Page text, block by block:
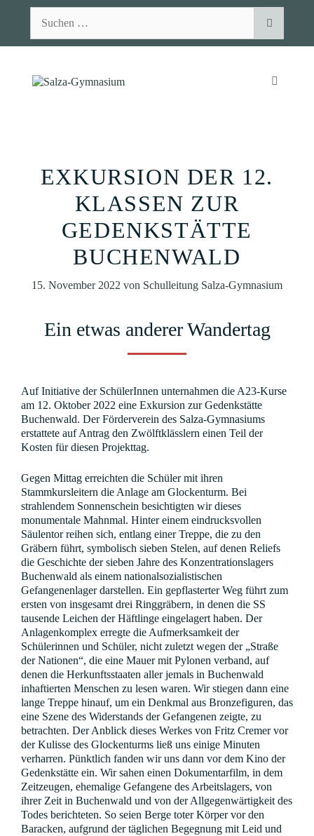
nach:
EXKURSION DER 12.
KLASSEN ZUR
GEDENKSTÄTTE
BUCHENWALD
15. November 2022 von Schulleitung Salza-Gymnasium
Ein etwas anderer Wandertag
Auf Initiative der SchülerInnen unternahmen die A23-Kurse
am 12. Oktober 2022 eine Exkursion zur Gedenkstätte
Buchenwald. Der Förderverein des Salza-Gymnasiums
erstattete auf Antrag den Zwölftklässlern einen Teil der
Kosten für diesen Projekttag.
Gegen Mittag erreichten die Schüler mit ihren
Stammkursleitern die Anlage am Glockenturm. Bei
strahlendem Sonnenschein besichtigten wir dieses
monumentale Mahnmal. Hinter einem eindrucksvollen
Säulentor reihen sich, entlang einer Treppe, die zu den
Gräbern führt, symbolisch sieben Stelen, auf denen Reliefs
die Geschichte der sieben Jahre des Konzentrationslagers
Buchenwald als einem nationalsozialistischen
Gefangenenlager darstellen. Ein gepflasterter Weg führt zum
ersten von insgesamt drei Ringgräbern, in denen die SS
tausende Leichen der Häftlinge eingelagert haben. Der
Anlagenkomplex erregte die Aufmerksamkeit der
Schülerinnen und Schüler, nicht zuletzt wegen der „Straße
der Nationen“, die eine Mauer mit Pylonen verband, auf
denen die Herkunftsstaaten aller jemals in Buchenwald
inhaftierten Menschen zu lesen waren. Wir stiegen dann eine
lange Treppe hinauf, um ein Denkmal aus Bronzefiguren, das
eine Szene des Widerstands der Gefangenen zeigte, zu
betrachten. Der Anblick dieses Werkes von Fritz Cremer vor
der Kulisse des Glockenturms ließ uns einige Minuten
verharren. Pünktlich fanden wir uns dann vor dem Kino der
Gedenkstätte ein. Wir sahen einen Dokumentarfilm, in dem
Zeitzeugen, ehemalige Gefangene des Arbeitslagers, von
ihrer Zeit in Buchenwald und von der Allgegenwärtigkeit des
Todes berichteten. So seien Berge toter Körper vor den
Baracken, aufgrund der täglichen Begegnung mit Leid und